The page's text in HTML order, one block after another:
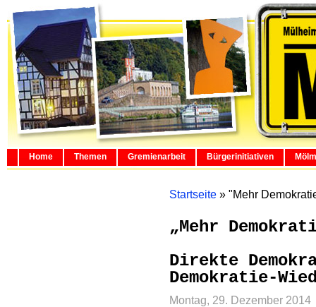
Home Themen Gremienarbeit Bürgerinitiativen
Startseite » "Mehr
„Mehr
Direkte
Demokratie-
Montag, 29. Dezember 2014